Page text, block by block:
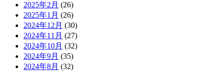
2025年2月 (26)
2025年1月 (26)
2024年12月 (30)
2024年11月 (27)
2024年10月 (32)
2024年9月 (35)
2024年8月 (32)